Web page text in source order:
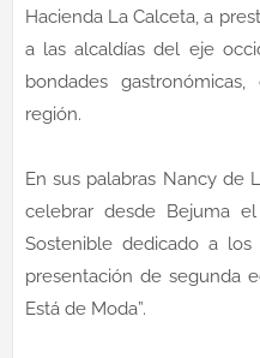
Hacienda La Calceta, a
a las alcaldías del eje
bondades
región.
En sus palabras Nancy de
celebrar desde Bejuma
Sostenible dedicado a
presentación de segunda
Está de Moda”.